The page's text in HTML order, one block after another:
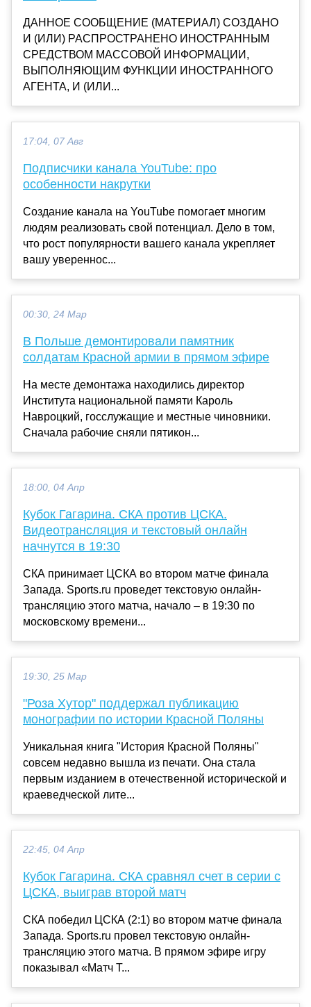
ДАННОЕ СООБЩЕНИЕ (МАТЕРИАЛ) СОЗДАНО
И (ИЛИ) РАСПРОСТРАНЕНО ИНОСТРАННЫМ
СРЕДСТВОМ МАССОВОЙ ИНФОРМАЦИИ,
ВЫПОЛНЯЮЩИМ ФУНКЦИИ ИНОСТРАННОГО
АГЕНТА, И (ИЛИ...
17:04, 07 Авг
Подписчики канала YouTube: про
особенности накрутки
Создание канала на YouTube помогает многим
людям реализовать свой потенциал. Дело в том,
что рост популярности вашего канала укрепляет
вашу увереннос...
00:30, 24 Мар
В Польше демонтировали памятник
солдатам Красной армии в прямом эфире
На месте демонтажа находились директор
Института национальной памяти Кароль
Навроцкий, госслужащие и местные чиновники.
Сначала рабочие сняли пятикон...
18:00, 04 Апр
Кубок Гагарина. СКА против ЦСКА.
Видеотрансляция и текстовый онлайн
начнутся в 19:30
СКА принимает ЦСКА во втором матче финала
Запада. Sports.ru проведет текстовую онлайн-
трансляцию этого матча, начало – в 19:30 по
московскому времени...
19:30, 25 Мар
"Роза Хутор" поддержал публикацию
монографии по истории Красной Поляны
Уникальная книга "История Красной Поляны"
совсем недавно вышла из печати. Она стала
первым изданием в отечественной исторической и
краеведческой лите...
22:45, 04 Апр
Кубок Гагарина. СКА сравнял счет в серии с
ЦСКА, выиграв второй матч
СКА победил ЦСКА (2:1) во втором матче финала
Запада. Sports.ru провел текстовую онлайн-
трансляцию этого матча. В прямом эфире игру
показывал «Матч Т...